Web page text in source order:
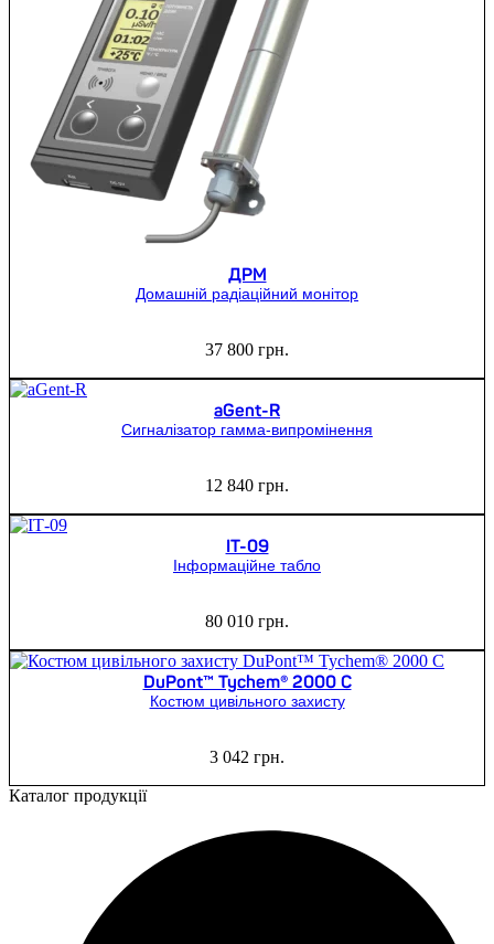
ДРМ
Домашній радіаційний монітор
37 800 грн.
aGent-R
Сигналізатор гамма-випромінення
12 840 грн.
ІТ-09
Інформаційне табло
80 010 грн.
DuPont™ Tychem® 2000 C
Костюм цивільного захисту
3 042 грн.
Каталог продукції